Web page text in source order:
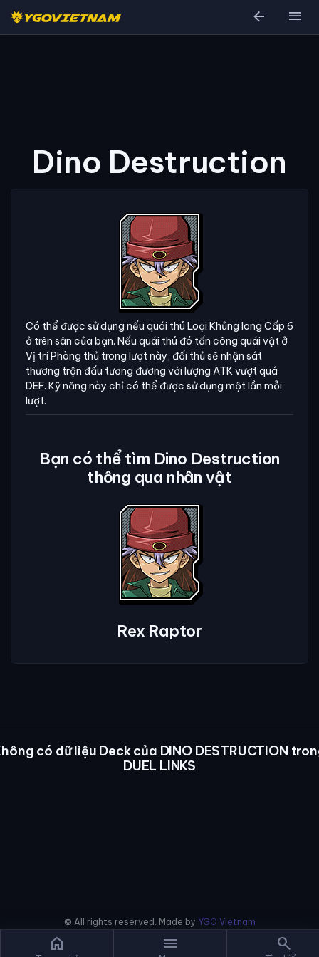
arrow_back menu
Dino Destruction
Có thể được sử dụng nếu quái thú Loại Khủng long Cấp 6
ở trên sân của bạn. Nếu quái thú đó tấn công quái vật ở
Vị trí Phòng thủ trong lượt này, đối thủ sẽ nhận sát
thương trận đấu tương đương với lượng ATK vượt quá
DEF. Kỹ năng này chỉ có thể được sử dụng một lần mỗi
lượt.
Bạn có thể tìm Dino Destruction
thông qua nhân vật
Rex Raptor
có dữ liệu Deck của DINO DESTRUCTION
DUEL LINKS
home menu search
© All rights reserved. Made by YGO Vietnam